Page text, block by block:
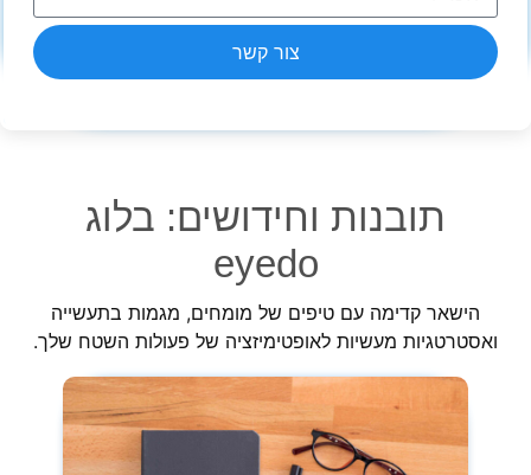
צור קשר
תובנות וחידושים: בלוג
eyedo
הישאר קדימה עם טיפים של מומחים, מגמות בתעשייה
ואסטרטגיות מעשיות לאופטימיזציה של פעולות השטח שלך.